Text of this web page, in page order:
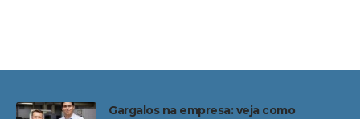
Gargalos na empresa: veja como